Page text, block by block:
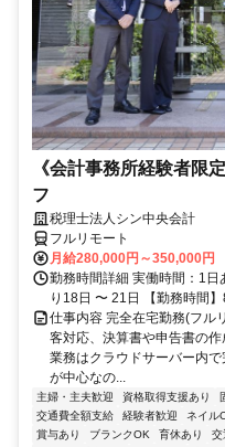
《会計事務所経験者限
フ
税理士法人シン中央会計
フルリモート
月給280,000円～350,000円
勤務時間詳細 実働時間：1
り18日 〜 21日 【勤務時間
仕事内容 完全在宅勤務(フル
客対応、決算書や申告書の
業務はクラウドサーバー内
が中心なの...
主婦・主夫歓迎 資格取得支援あり
交通費全額支給
経験者歓迎 ネイル
賞与あり
ブランクOK 育休あり 交